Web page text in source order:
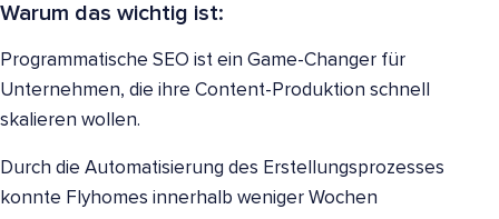
Warum das wichtig ist:
Programmatische SEO ist ein Game-Changer für
Unternehmen, die ihre Content-Produktion schnell
skalieren wollen.
Durch die Automatisierung des Erstellungsprozesses
konnte Flyhomes innerhalb weniger Wochen